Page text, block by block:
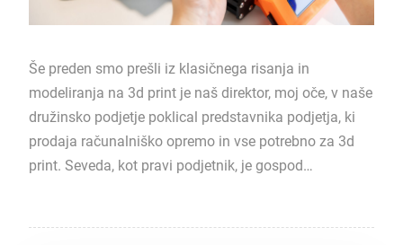
Še preden smo prešli iz klasičnega risanja in
modeliranja na 3d print je naš direktor, moj oče, v naše
družinsko podjetje poklical predstavnika podjetja, ki
prodaja računalniško opremo in vse potrebno za 3d
print. Seveda, kot pravi podjetnik, je gospod…